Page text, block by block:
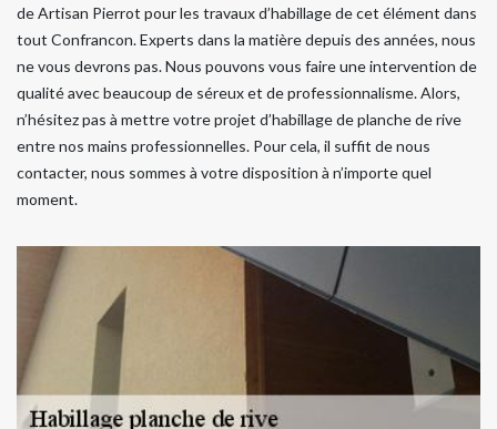
de Artisan Pierrot pour les travaux d’habillage de cet élément dans
tout Confrancon. Experts dans la matière depuis des années, nous
ne vous devrons pas. Nous pouvons vous faire une intervention de
qualité avec beaucoup de séreux et de professionnalisme. Alors,
n’hésitez pas à mettre votre projet d’habillage de planche de rive
entre nos mains professionnelles. Pour cela, il suffit de nous
contacter, nous sommes à votre disposition à n’importe quel
moment.